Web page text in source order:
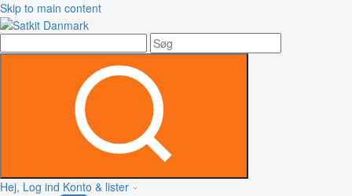
Skip to main content
Hej, Log ind Konto & lister